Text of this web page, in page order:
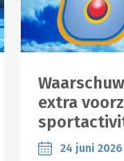
extra
24 juni 2026